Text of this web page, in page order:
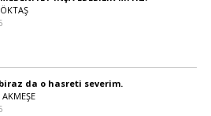
da o hasreti severim.